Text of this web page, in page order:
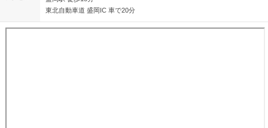
東北自動車道 盛岡IC 車で20分